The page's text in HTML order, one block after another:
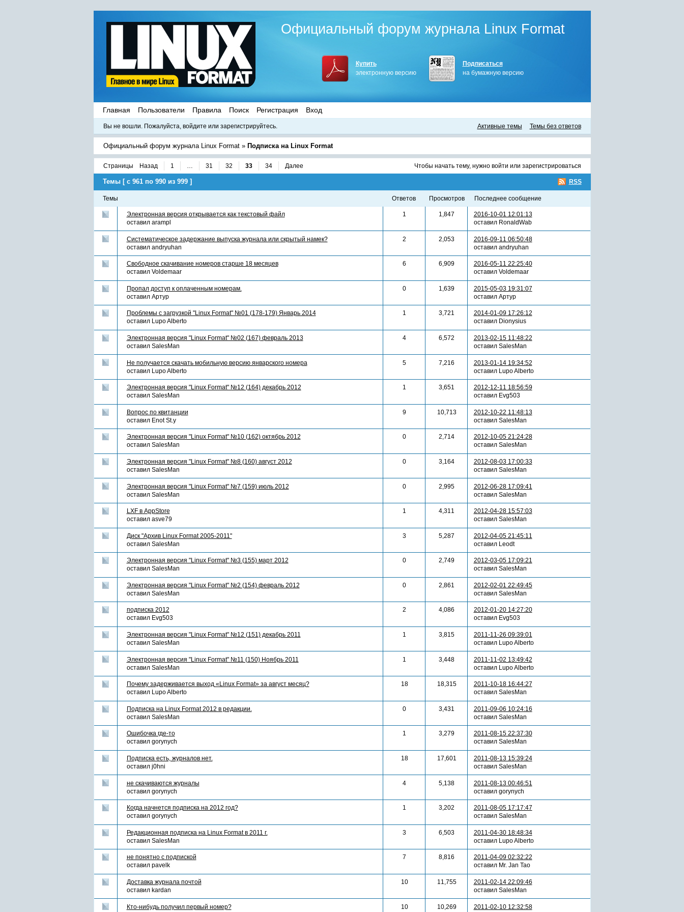
Официальный форум журнала Linux Format
Купить
электронную версию
Подписаться
на бумажную версию
Главная Пользователи Правила Поиск Регистрация Вход
Вы не вошли. Пожалуйста, войдите или зарегистрируйтесь. Активные темы Темы без ответов
Официальный форум журнала Linux Format » Подписка на Linux Format
Страницы Назад 1 31 32 33 34 Далее Чтобы начать тему, нужно войти или зарегистрироваться
RSS
Темы [ с 961 по 990 из 999 ]
Темы ответов просмотров последнее сообщение
Электронная версия открывается как текстовый файл
оставил arampl
1 1,847
2016-10-01 12:01:13
оставил RonaldWab
Систематическое задержание выпуска журнала или скрытый намек?
оставил andryuhan
2 2,053
2016-09-11 06:50:48
оставил andryuhan
Свободное скачивание номеров старше 18 месяцев
оставил Voldemaar
6 6,909
2016-05-11 22:25:40
оставил Voldemaar
Пропал доступ к оплаченным номерам.
оставил Артур
0 1,639
2015-05-03 19:31:07
оставил Артур
Проблемы с загрузкой "Linux Format" №01 (178-179) Январь 2014
оставил Lupo Alberto
1 3,721
2014-01-09 17:26:12
оставил Dionysius
Электронная версия "Linux Format" №02 (167) февраль 2013
оставил SalesMan
4 6,572
2013-02-15 11:48:22
оставил SalesMan
Не получается скачать мобильную версию январского номера
оставил Lupo Alberto
5 7,216
2013-01-14 19:34:52
оставил Lupo Alberto
Электронная версия "Linux Format" №12 (164) декабрь 2012
оставил SalesMan
1 3,651
2012-12-11 18:56:59
оставил Evg503
Вопрос по квитанции
оставил Enot St.y
9 10,713
2012-10-22 11:48:13
оставил SalesMan
Электронная версия "Linux Format" №10 (162) октябрь 2012
оставил SalesMan
0 2,714
2012-10-05 21:24:28
оставил SalesMan
Электронная версия "Linux Format" №8 (160) август 2012
оставил SalesMan
0 3,164
2012-08-03 17:00:33
оставил SalesMan
Электронная версия "Linux Format" №7 (159) июль 2012
оставил SalesMan
0 2,995
2012-06-28 17:09:41
оставил SalesMan
LXF в AppStore
оставил asve79
1 4,311
2012-04-28 15:57:03
оставил SalesMan
Диск "Архив Linux Format 2005-2011"
оставил SalesMan
3 5,287
2012-04-05 21:45:11
оставил Leodt
Электронная версия "Linux Format" №3 (155) март 2012
оставил SalesMan
0 2,749
2012-03-05 17:09:21
оставил SalesMan
Электронная версия "Linux Format" №2 (154) февраль 2012
оставил SalesMan
0 2,861
2012-02-01 22:49:45
оставил SalesMan
подписка 2012
оставил Evg503
2 4,086
2012-01-20 14:27:20
оставил Evg503
Электронная версия "Linux Format" №12 (151) декабрь 2011
оставил SalesMan
1 3,815
2011-11-26 09:39:01
оставил Lupo Alberto
Электронная версия "Linux Format" №11 (150) Ноябрь 2011
оставил SalesMan
1 3,448
2011-11-02 13:49:42
оставил Lupo Alberto
Почему задерживается выход «Linux Format» за август месяц?
оставил Lupo Alberto
18 18,315
2011-10-18 16:44:27
оставил SalesMan
Подписка на Linux Format 2012 в редакции.
оставил SalesMan
0 3,431
2011-09-06 10:24:16
оставил SalesMan
Ошибочка где-то
оставил gorynych
1 3,279
2011-08-15 22:37:30
оставил SalesMan
Подписка есть, журналов нет.
оставил j0hni
18 17,601
2011-08-13 15:39:24
оставил SalesMan
не скачиваются журналы
оставил gorynych
4 5,138
2011-08-13 00:46:51
оставил gorynych
Когда начнется подписка на 2012 год?
оставил gorynych
1 3,202
2011-08-05 17:17:47
оставил SalesMan
Редакционная подписка на Linux Format в 2011 г.
оставил SalesMan
3 6,503
2011-04-30 18:48:34
оставил Lupo Alberto
не понятно с подпиской
оставил pavelk
7 8,816
2011-04-09 02:32:22
оставил Mr. Jan Tao
Доставка журнала почтой
оставил kardan
10 11,755
2011-02-14 22:09:46
оставил SalesMan
Кто-нибудь получил первый номер?
10 10,269
2011-02-10 12:32:58